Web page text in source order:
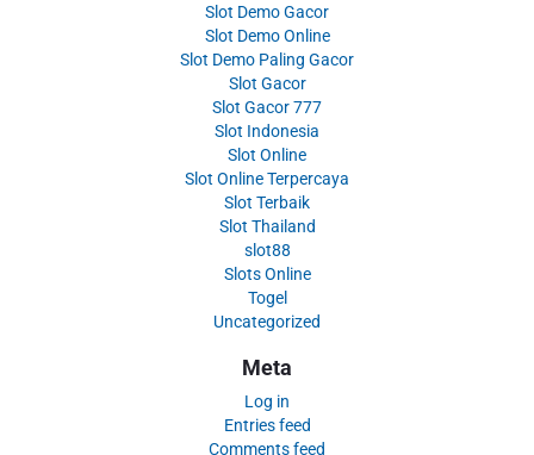
Slot Demo Gacor
Slot Demo Online
Slot Demo Paling Gacor
Slot Gacor
Slot Gacor 777
Slot Indonesia
Slot Online
Slot Online Terpercaya
Slot Terbaik
Slot Thailand
slot88
Slots Online
Togel
Uncategorized
Meta
Log in
Entries feed
Comments feed